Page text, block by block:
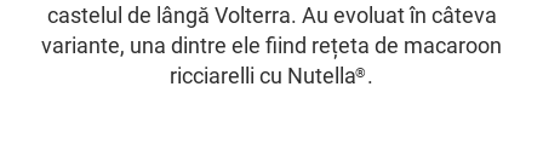
castelul de lângă Volterra. Au evoluat în câteva
variante, una dintre ele fiind rețeta de macaroon
ricciarelli cu Nutella® .